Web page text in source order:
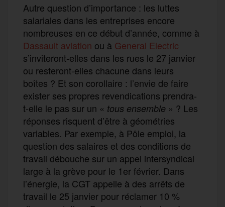
Autre question d’importance : les luttes
salariales dans les entreprises encore
nombreuses en ce début d’année, comme à
Dassault aviation ou à General Electric
s’inviteront-elles dans les rues le 27 janvier
ou resteront-elles chacune dans leurs
boîtes ? Et son corollaire : l’envie de faire
exister ses propres revendications prendra-
t-elle le pas sur un « tous ensemble » ? Les
réponses risquent d’être à géométries
variables. Par exemple, à Pôle emploi, la
question des salaires et des conditions de
travail débouche sur un appel intersyndical
large à la grève pour le 1er février. Dans
l’énergie, la CGT appelle à des arrêts de
travail le 25 janvier pour réclamer 10 %